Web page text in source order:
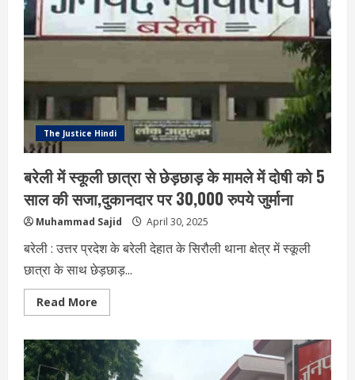
बाद
निजी
अस्पताल
में
अस्पताल
प्रबंधक
बोला
हमला,
जाने
पूरा
The Justice Hindi
बरेली में स्कूली छात्रा से छेड़छाड़ के मामले में दोषी को 5
साल की सजा,दुकानदार पर 30,000 रुपये जुर्माना
Muhammad Sajid April 30, 2025
बरेली : उत्तर प्रदेश के बरेली देहात के सिरौली थाना क्षेत्र में स्कूली
छात्रा के साथ छेड़छाड़...
Read More
more
में
स्कूली
छात्रा